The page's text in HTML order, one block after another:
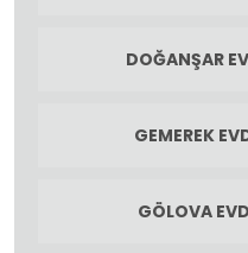
DOĞANŞAR
GEMEREK
GÖLOVA